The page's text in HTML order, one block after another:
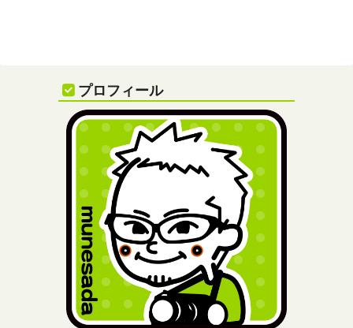
プロフィール